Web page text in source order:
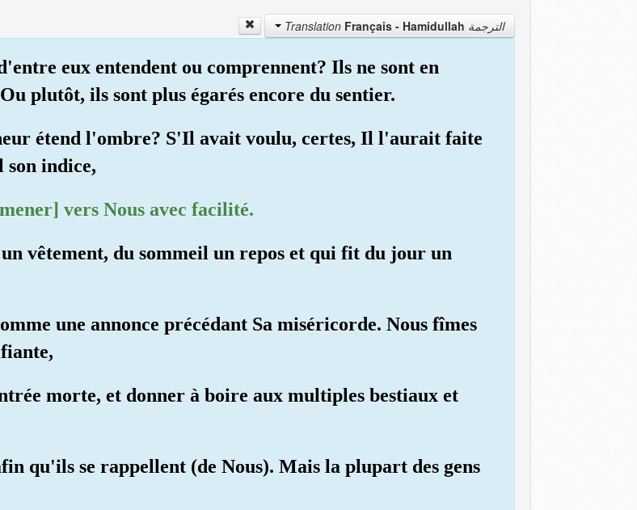
الترجمة Translation Français - Hamidullah
eux entendent ou comprennent? Ils ne sont en
plutôt, ils sont plus égarés encore du sentier.
étend l'ombre? S'Il avait voulu, certes, Il l'aurait faite
son indice,
vers Nous avec facilité.
vêtement, du sommeil un repos et qui fit du jour un
une annonce précédant Sa miséricorde. Nous fîmes
morte, et donner à boire aux multiples bestiaux et
qu'ils se rappellent (de Nous). Mais la plupart des gens